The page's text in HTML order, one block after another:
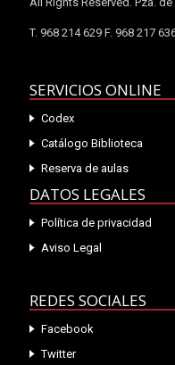
T. 968 214 629 F. 968 217
SERVICIOS ONLINE
Codex
Catálogo Biblioteca
Reserva de aulas
DATOS LEGALES
Política de privacidad
Aviso Legal
REDES SOCIALES
Facebook
Twitter